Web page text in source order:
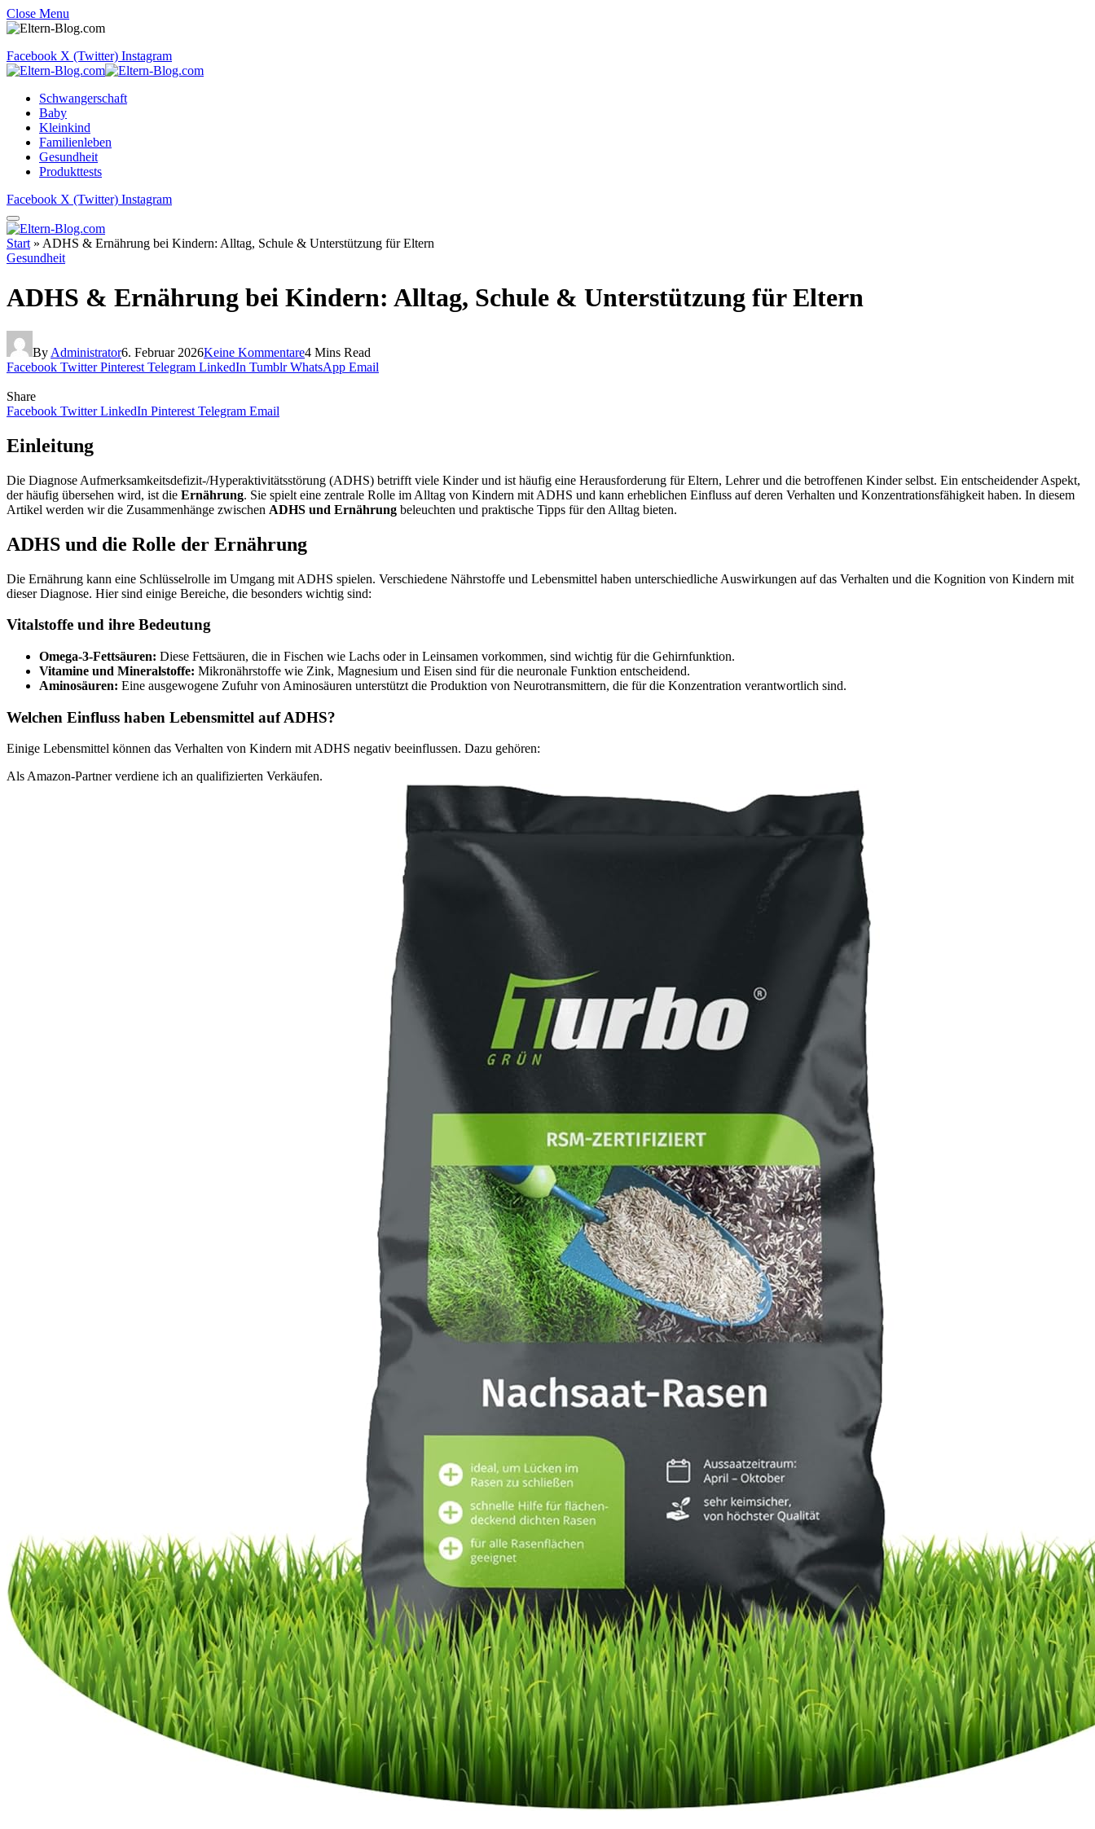
Close Menu
Facebook X (Twitter) Instagram
Schwangerschaft
Baby
Kleinkind
Familienleben
Gesundheit
Produkttests
Facebook X (Twitter) Instagram
Start » ADHS & Ernährung bei Kindern: Alltag, Schule & Unterstützung für Eltern
Gesundheit
ADHS & Ernährung bei Kindern: Alltag, Schule & Unterstützung für Eltern
By Administrator6. Februar 2026Keine Kommentare4 Mins Read
Facebook Twitter Pinterest Telegram LinkedIn Tumblr WhatsApp Email
Share
Facebook Twitter LinkedIn Pinterest Telegram Email
Einleitung
Die Diagnose Aufmerksamkeitsdefizit-/Hyperaktivitätsstörung (ADHS) betrifft viele Kinder und ist häufig eine Herausforderung für Eltern, Lehrer und die betroffenen Kinder selbst. Ein entscheidender Aspekt,
der häufig übersehen wird, ist die Ernährung. Sie spielt eine zentrale Rolle im Alltag von Kindern mit ADHS und kann erheblichen Einfluss auf deren Verhalten und Konzentrationsfähigkeit haben. In diesem
Artikel werden wir die Zusammenhänge zwischen ADHS und Ernährung beleuchten und praktische Tipps für den Alltag bieten.
ADHS und die Rolle der Ernährung
Die Ernährung kann eine Schlüsselrolle im Umgang mit ADHS spielen. Verschiedene Nährstoffe und Lebensmittel haben unterschiedliche Auswirkungen auf das Verhalten und die Kognition von Kindern mit
dieser Diagnose. Hier sind einige Bereiche, die besonders wichtig sind:
Vitalstoffe und ihre Bedeutung
Omega-3-Fettsäuren: Diese Fettsäuren, die in Fischen wie Lachs oder in Leinsamen vorkommen, sind wichtig für die Gehirnfunktion.
Vitamine und Mineralstoffe: Mikronährstoffe wie Zink, Magnesium und Eisen sind für die neuronale Funktion entscheidend.
Aminosäuren: Eine ausgewogene Zufuhr von Aminosäuren unterstützt die Produktion von Neurotransmittern, die für die Konzentration verantwortlich sind.
Welchen Einfluss haben Lebensmittel auf ADHS?
Einige Lebensmittel können das Verhalten von Kindern mit ADHS negativ beeinflussen. Dazu gehören:
Als Amazon-Partner verdiene ich an qualifizierten Verkäufen.